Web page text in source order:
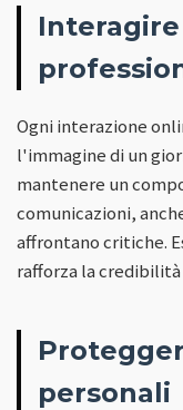
Ogni interazione
l'immagine di un
mantenere un
comunicazioni,
affrontano critiche.
rafforza la
personali